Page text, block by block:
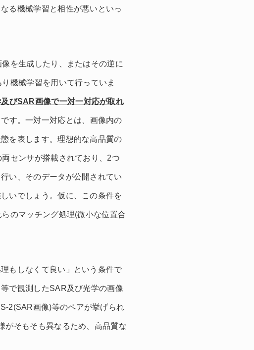
る機械学習と相性が悪いといっ
を生成したり、またはその逆に
機械学習を用いて行っていま
びSAR画像で一対一対応が取れ
す。一対一対応とは、画像内の
を表します。理想的な高品質の
センサが搭載されており、2つ
い、そのデータが公開されてい
いでしょう。仮に、この条件を
のマッチング処理(微小な位置合
もしなくて良い」という条件で
で観測したSAR及び光学の画像
2(SAR画像)等のペアが挙げられ
がそもそも異なるため、高品質な